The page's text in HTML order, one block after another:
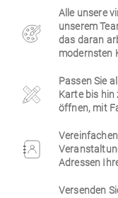
Firmen
Alle unsere
unserem
das daran
modernsten
Passen Sie
Karte bis hin
öffnen, mit
Adressen
Versenden